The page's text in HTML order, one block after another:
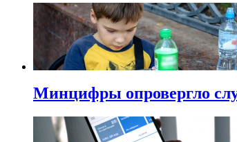
Минцифры опровергло